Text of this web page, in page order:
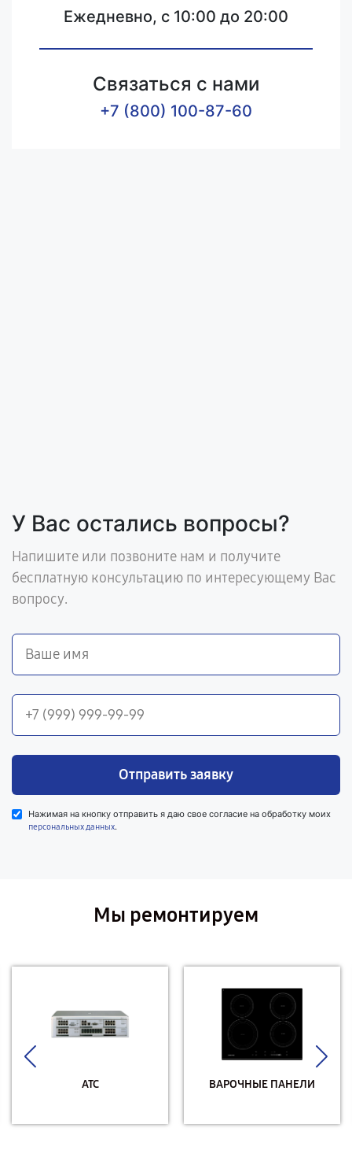
Ежедневно, с 10:00 до 20:00
Связаться с нами
+7 (800) 100-87-60
У Вас остались вопросы?
Напишите или позвоните нам и получите
бесплатную консультацию по интересующему Вас
вопросу.
Отправить заявку
Нажимая на кнопку отправить я даю свое согласие на обработку моих
персональных данных.
Мы ремонтируем
АТС ВАРОЧНЫЕ ПАНЕЛИ